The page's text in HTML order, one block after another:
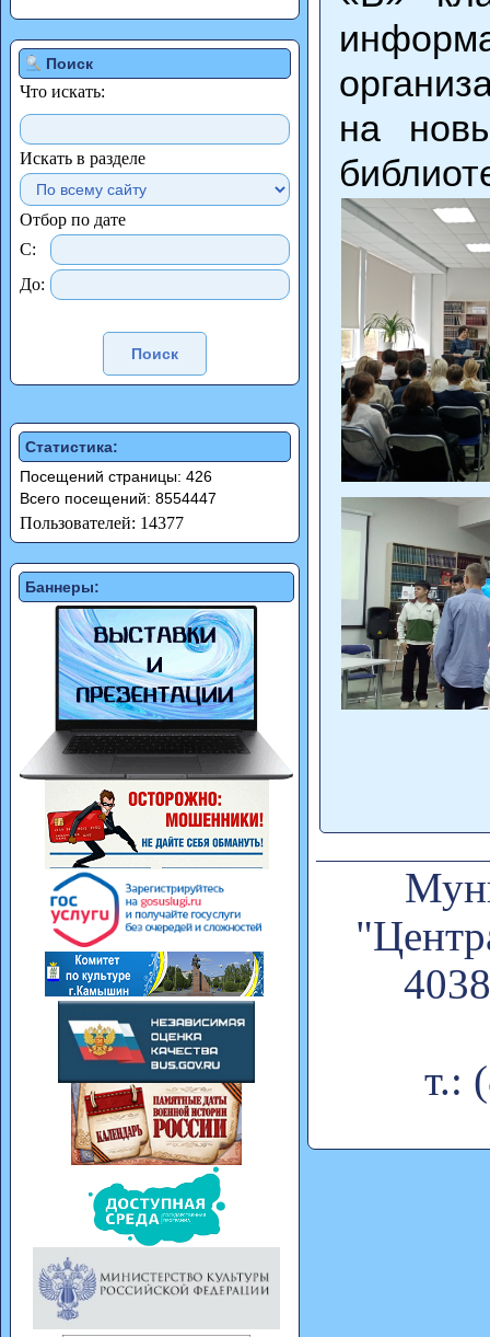
Поиск
Что искать:
Искать в разделе
Отбор по дате
С:
До:
Статистика:
Посещений страницы: 426
Всего посещений: 8554447
Пользователей: 14377
Баннеры:
на
т.: